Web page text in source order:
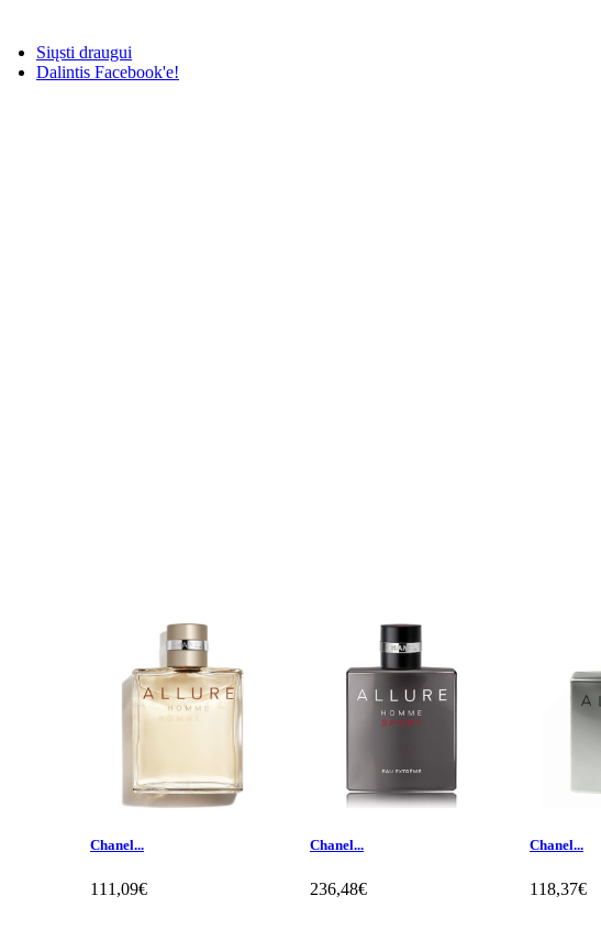
Siųsti draugui
Dalintis Facebook'e!
Chanel...
111,09€
Chanel...
236,48€
Chanel...
118,37€